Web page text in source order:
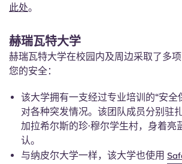
此处。
赫瑞瓦特大学
赫瑞瓦特大学在校园内及周边采取了多
您的安全：
该大学拥有一支经过专业培训的“安全
对各种突发情况。该团队成员分别驻
加拉希尔斯的珍·穆尔学生村，身着亮
认。
与纳皮尔大学一样，该大学也使用